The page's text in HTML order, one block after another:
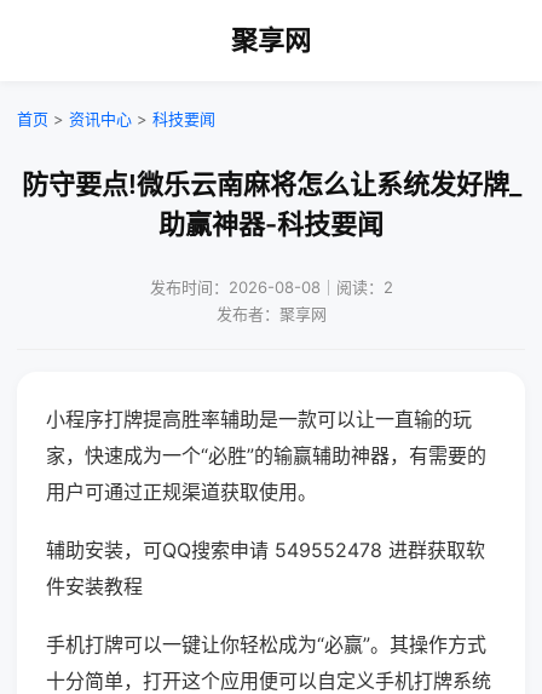
聚享网
首页 > 资讯中心 > 科技要闻
防守要点!微乐云南麻将怎么让系统发好牌_
助赢神器-科技要闻
发布时间：2026-08-08｜阅读：2
发布者：聚享网
小程序打牌提高胜率辅助是一款可以让一直输的玩
家，快速成为一个“必胜”的输赢辅助神器，有需要的
用户可通过正规渠道获取使用。
辅助安装，可QQ搜索申请 549552478 进群获取软
件安装教程
手机打牌可以一键让你轻松成为“必赢”。其操作方式
十分简单，打开这个应用便可以自定义手机打牌系统